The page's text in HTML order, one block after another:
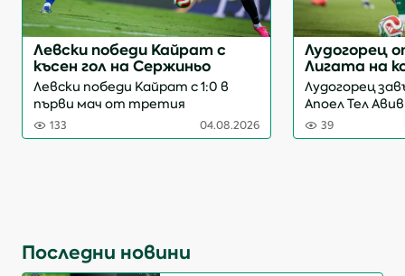
Левски победи Кайрат с
късен гол на Сержиньо
Левски победи Кайрат с 1:0 в
първи мач от третия
квалификационен кръг на
Шампионската лига.
133 04.08.2026
Лудогорец
Лигата на
след
Авив
Лудогорец
Апоел Тел
Арена“ в
39
Последни новини